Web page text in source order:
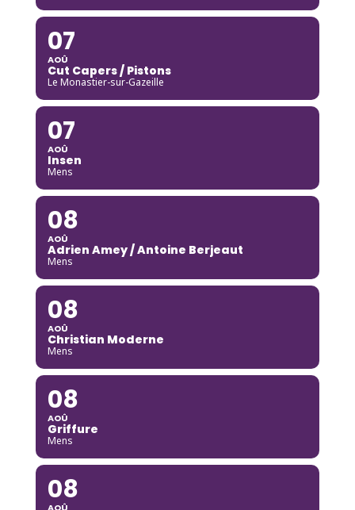
07
AOÛ
Cut Capers / Pistons
Le Monastier-sur-Gazeille
07
AOÛ
Insen
Mens
08
AOÛ
Adrien Amey / Antoine Berjeaut
Mens
08
AOÛ
Christian Moderne
Mens
08
AOÛ
Griffure
Mens
08